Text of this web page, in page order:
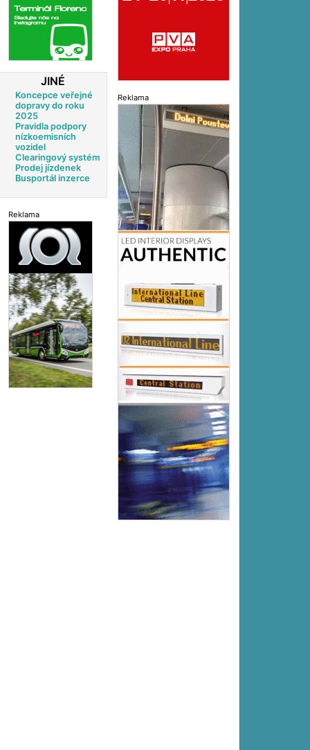
JINÉ
Koncepce veřejné
dopravy do roku
2025
Pravidla podpory
nízkoemisních
vozidel
Clearingový systém
Prodej jízdenek
Busportál inzerce
Reklama
Reklama